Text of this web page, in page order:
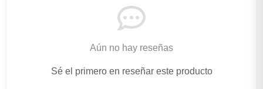
Aún no hay reseñas
Sé el primero en reseñar este producto